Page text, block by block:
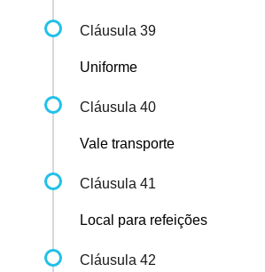
Cláusula 39
Uniforme
Cláusula 40
Vale transporte
Cláusula 41
Local para refeições
Cláusula 42